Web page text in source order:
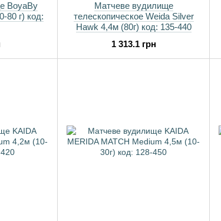
BoyaBy
80 г) код:
Матчеве вудилище
телескопическое Weida Silver
Hawk 4,4м (80г) код: 135-440
1 313.1 грн